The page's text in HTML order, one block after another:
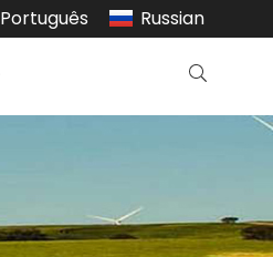
Português Russian